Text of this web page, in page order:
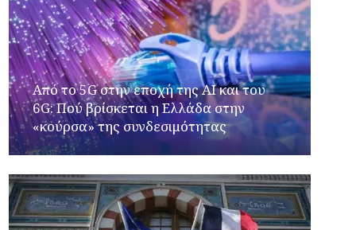
Από το 5G στην εποχή της AI και του
6G: Πού βρίσκεται η Ελλάδα στην
«κούρσα» της συνδεσιμότητας